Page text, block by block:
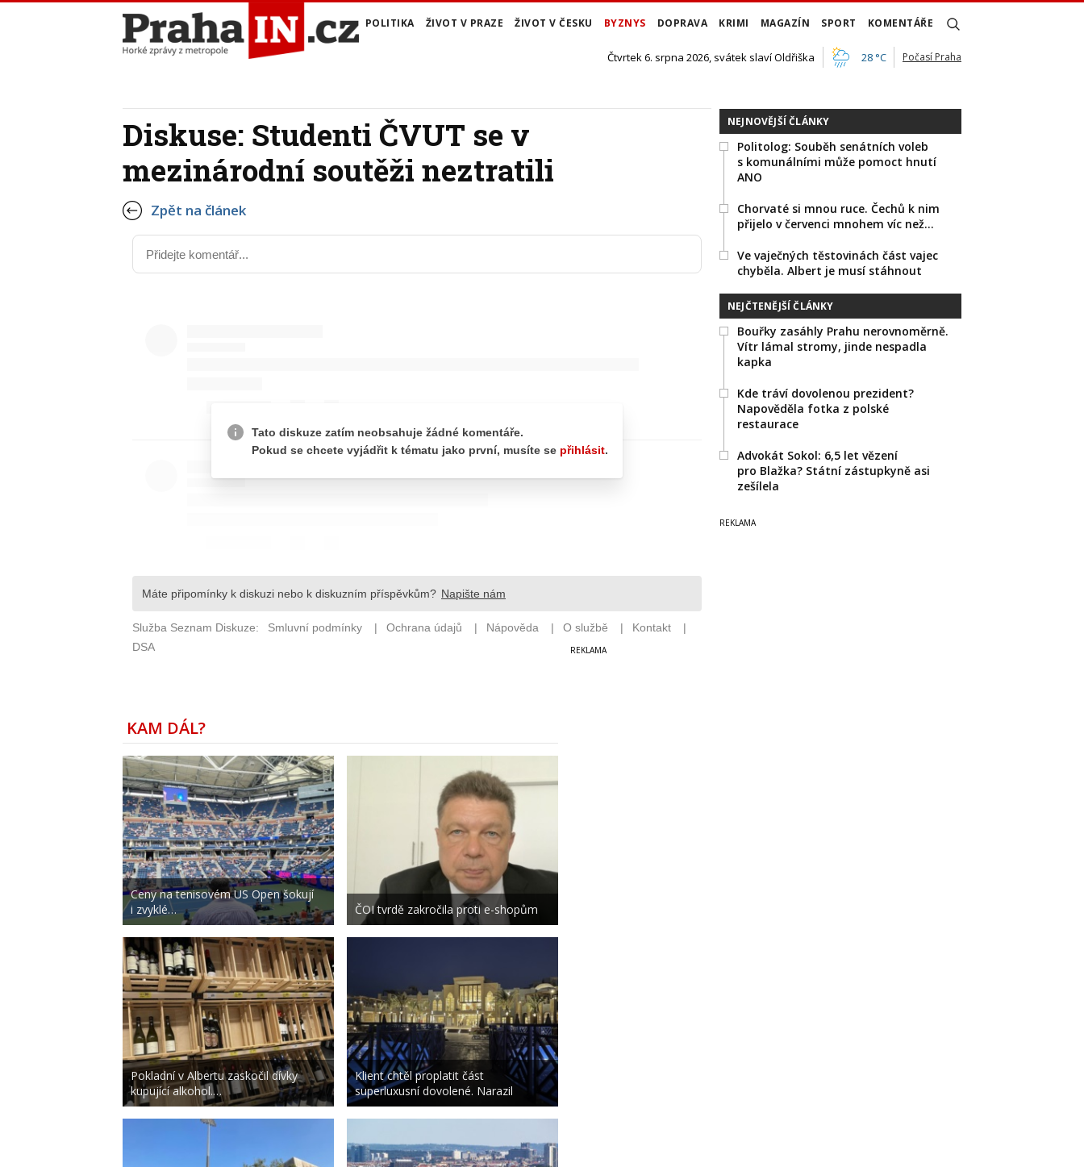
POLITIKA ŽIVOT V PRAZE ŽIVOT V ČESKU BYZNYS DOPRAVA KRIMI MAGAZÍN SPORT KOMENTÁŘE
Čtvrtek 6. srpna 2026, svátek slaví Oldřiška 28 °C Počasí Praha
Diskuse: Studenti ČVUT se v
mezinárodní soutěži neztratili
Zpět na článek
NEJNOVĚJŠÍ ČLÁNKY
Politolog: Souběh senátních voleb
s komunálními může pomoct hnutí
ANO
Chorvaté si mnou ruce. Čechů k nim
přijelo v červenci mnohem víc než…
Ve vaječných těstovinách část vajec
chyběla. Albert je musí stáhnout
NEJČTENĚJŠÍ ČLÁNKY
Bouřky zasáhly Prahu nerovnoměrně.
Vítr lámal stromy, jinde nespadla
kapka
Kde tráví dovolenou prezident?
Napověděla fotka z polské
restaurace
Advokát Sokol: 6,5 let vězení
pro Blažka? Státní zástupkyně asi
zešílela
KAM DÁL?
Ceny na tenisovém US Open šokují
i zvyklé…
Pokladní v Albertu zaskočil dívky
kupující alkohol.…
ČOI tvrdě zakročila proti e-shopům
Klient chtěl proplatit část
superluxusní dovolené. Narazil